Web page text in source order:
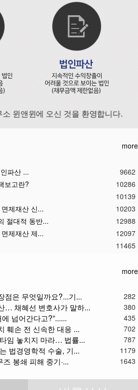
윈앤윈에 오신 것을 환영합니다.
more
파산 ... 9662
보고란?
10286
10139
제재산 신...
10203
절대적 동반...
12988
면제재산 제...
12097
11465
액 제공금액
12668
도
11616
증책임 해...
11571
절차 개요
11866
이 있는 채권...
11110
11034
11271
11219
서의 근저당...
more
점은 무엇일까요?...기... 282
… 채혜선 변호사가 말하... 380
넘어간다고?”...... 435
훼손 전 신속한 대응 ... 702
임 놓치지 마라… 법률... 787
법경영학적 수술, 기... 1179
봉쇄 피해 중기·... 1643